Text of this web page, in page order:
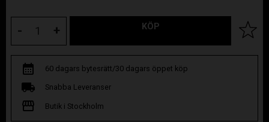
+
- KÖP Lägg
60 dagars bytesrätt/30 dagars öppet köp
Snabba Leveranser
Butik i Stockholm